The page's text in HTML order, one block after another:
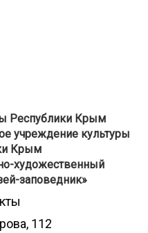
Республики Крым
учреждение культуры
Крым
художественный
заповедник»
112